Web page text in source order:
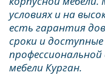
условиях и на
есть гарантия
сроки и
профессиональной
мебели Курган.